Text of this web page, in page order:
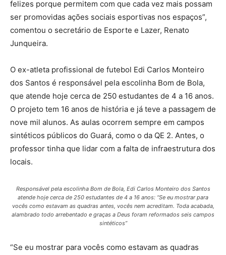
felizes porque permitem com que cada vez mais possam
ser promovidas ações sociais esportivas nos espaços”,
comentou o secretário de Esporte e Lazer, Renato
Junqueira.
O ex-atleta profissional de futebol Edi Carlos Monteiro
dos Santos é responsável pela escolinha Bom de Bola,
que atende hoje cerca de 250 estudantes de 4 a 16 anos.
O projeto tem 16 anos de história e já teve a passagem de
nove mil alunos. As aulas ocorrem sempre em campos
sintéticos públicos do Guará, como o da QE 2. Antes, o
professor tinha que lidar com a falta de infraestrutura dos
locais.
Responsável pela escolinha Bom de Bola, Edi Carlos Monteiro dos Santos
atende hoje cerca de 250 estudantes de 4 a 16 anos: “Se eu mostrar para
vocês como estavam as quadras antes, vocês nem acreditam. Toda acabada,
alambrado todo arrebentado e graças a Deus foram reformados seis campos
sintéticos”
“Se eu mostrar para vocês como estavam as quadras